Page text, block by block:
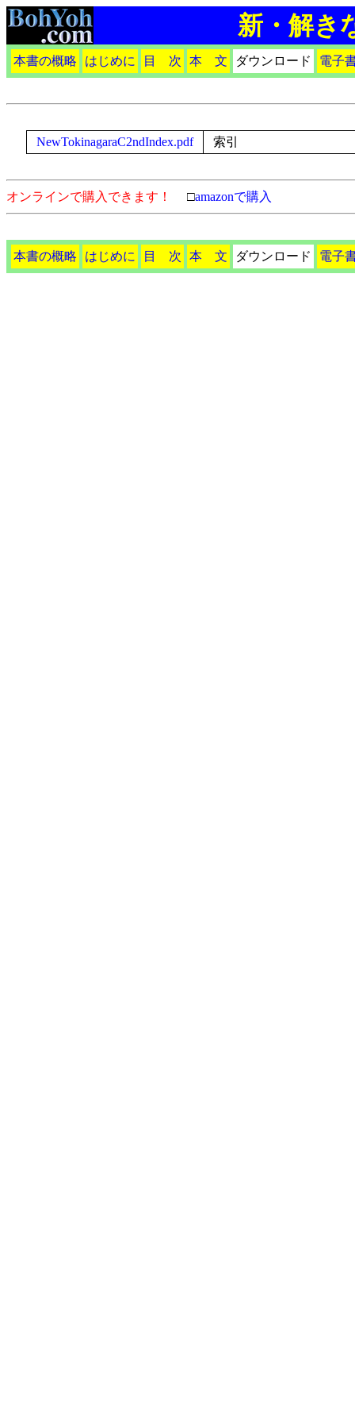
新・解き
本書の概略 はじめに 目 次 本 文 ダウンロード 電子
NewTokinagaraC2ndIndex.pdf 索引
オンラインで購入できます！ □amazonで購入
本書の概略 はじめに 目 次 本 文 ダウンロード 電子